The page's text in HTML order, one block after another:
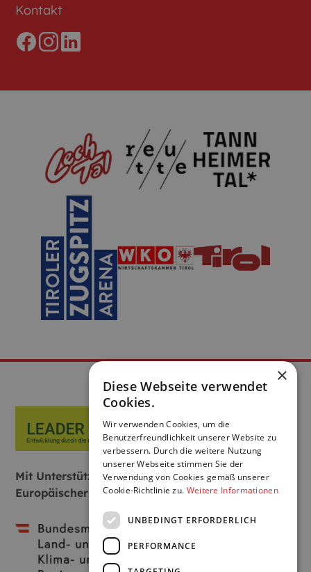
Kontakt
Mit Unterstützung von Bund, Land und
Europäischer Union:
×
Diese Webseite verwendet
Cookies.
Wir verwenden Cookies, um die
Benutzerfreundlichkeit unserer Website zu
verbessern. Durch die weitere Nutzung
unserer Webseite stimmen Sie der
Verwendung von Cookies gemäß unserer
Cookie-Richtlinie zu. Weitere Informationen
UNBEDINGT ERFORDERLICH
PERFORMANCE